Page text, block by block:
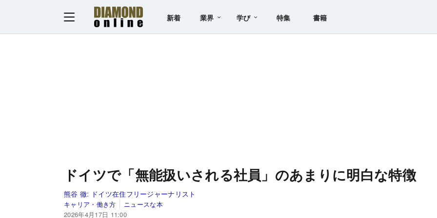
新着 業界 学び 特集 書籍
ドイツで「無能扱いされる社員」のあまりに明白な特徴
熊谷 徹: ドイツ在住フリージャーナリスト
キャリア・働き方
ニュースな本
2026年4月17日 11:00